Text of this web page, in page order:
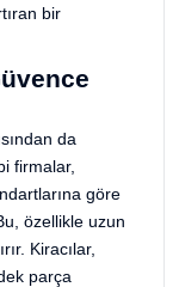
bir
da
firmalar,
göre
özellikle uzun
Kiracılar,
parça